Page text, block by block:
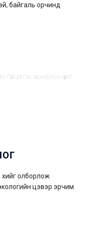
байгаль орчинд
захирлын үүрэг
хийг олборлож
цэвэр эрчим